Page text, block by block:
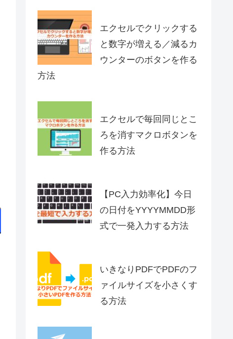
エクセルでクリックする
と数字が増える／減るカ
ウンターのボタンを作る
方法
エクセルで毎回同じとこ
ろを消すマクロボタンを
作る方法
【PC入力効率化】今日
の日付をYYYYMMDD形
式で一発入力する方法
いきなりPDFでPDFのフ
ァイルサイズを小さくす
る方法